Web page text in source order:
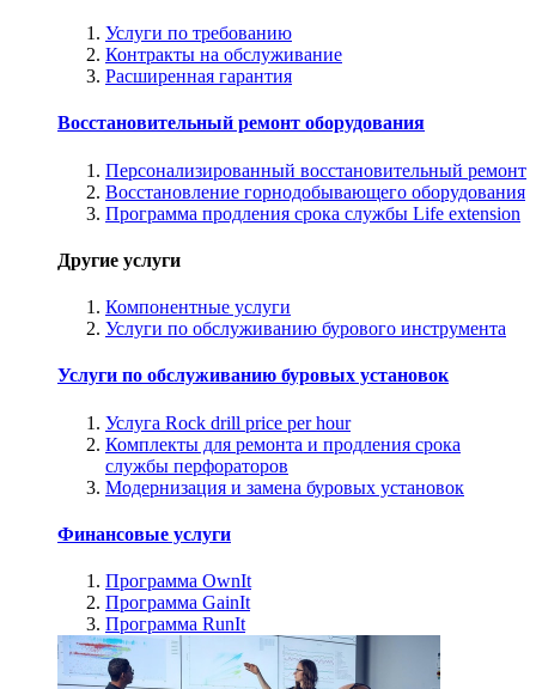
Услуги по требованию
Контракты на обслуживание
Расширенная гарантия
Восстановительный ремонт оборудования
Персонализированный восстановительный ремонт
Восстановление горнодобывающего оборудования
Программа продления срока службы Life extension
Другие услуги
Компонентные услуги
Услуги по обслуживанию бурового инструмента
Услуги по обслуживанию буровых установок
Услуга Rock drill price per hour
Комплекты для ремонта и продления срока
службы перфораторов
Модернизация и замена буровых установок
Финансовые услуги
Программа OwnIt
Программа GainIt
Программа RunIt